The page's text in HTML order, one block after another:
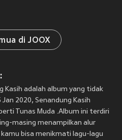
di JOOX
Kasih adalah album yang tidak
2020, Senandung Kasih
Tunas Muda .Album ini terdiri
masing menampilkan alur
bisa menikmati lagu-lagu